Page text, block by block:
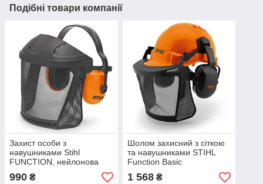
Подібні товари компанії
Захист особи з
навушниками Stihl
FUNCTION, нейлонова
сітка (00008840251)
990 ₴
Шолом захисний з сіткою
та навушниками STIHL
Function Basic
00008880810
1 568₴